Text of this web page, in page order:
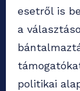
esetről is
a
politikai